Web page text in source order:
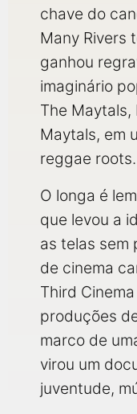
chave do
Many Rivers
ganhou
imaginário
The Maytals,
Maytals, em
reggae roots.
O longa é
que levou a
as telas sem
de cinema
Third
produções
marco de
virou um
juventude,